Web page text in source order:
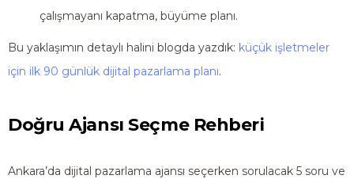
çalışmayanı kapatma, büyüme planı.
Bu yaklaşımın detaylı halini blogda yazdık: küçük işletmeler
için ilk 90 günlük dijital pazarlama planı.
Doğru Ajansı Seçme Rehberi
Ankara’da dijital pazarlama ajansı seçerken sorulacak 5 soru ve